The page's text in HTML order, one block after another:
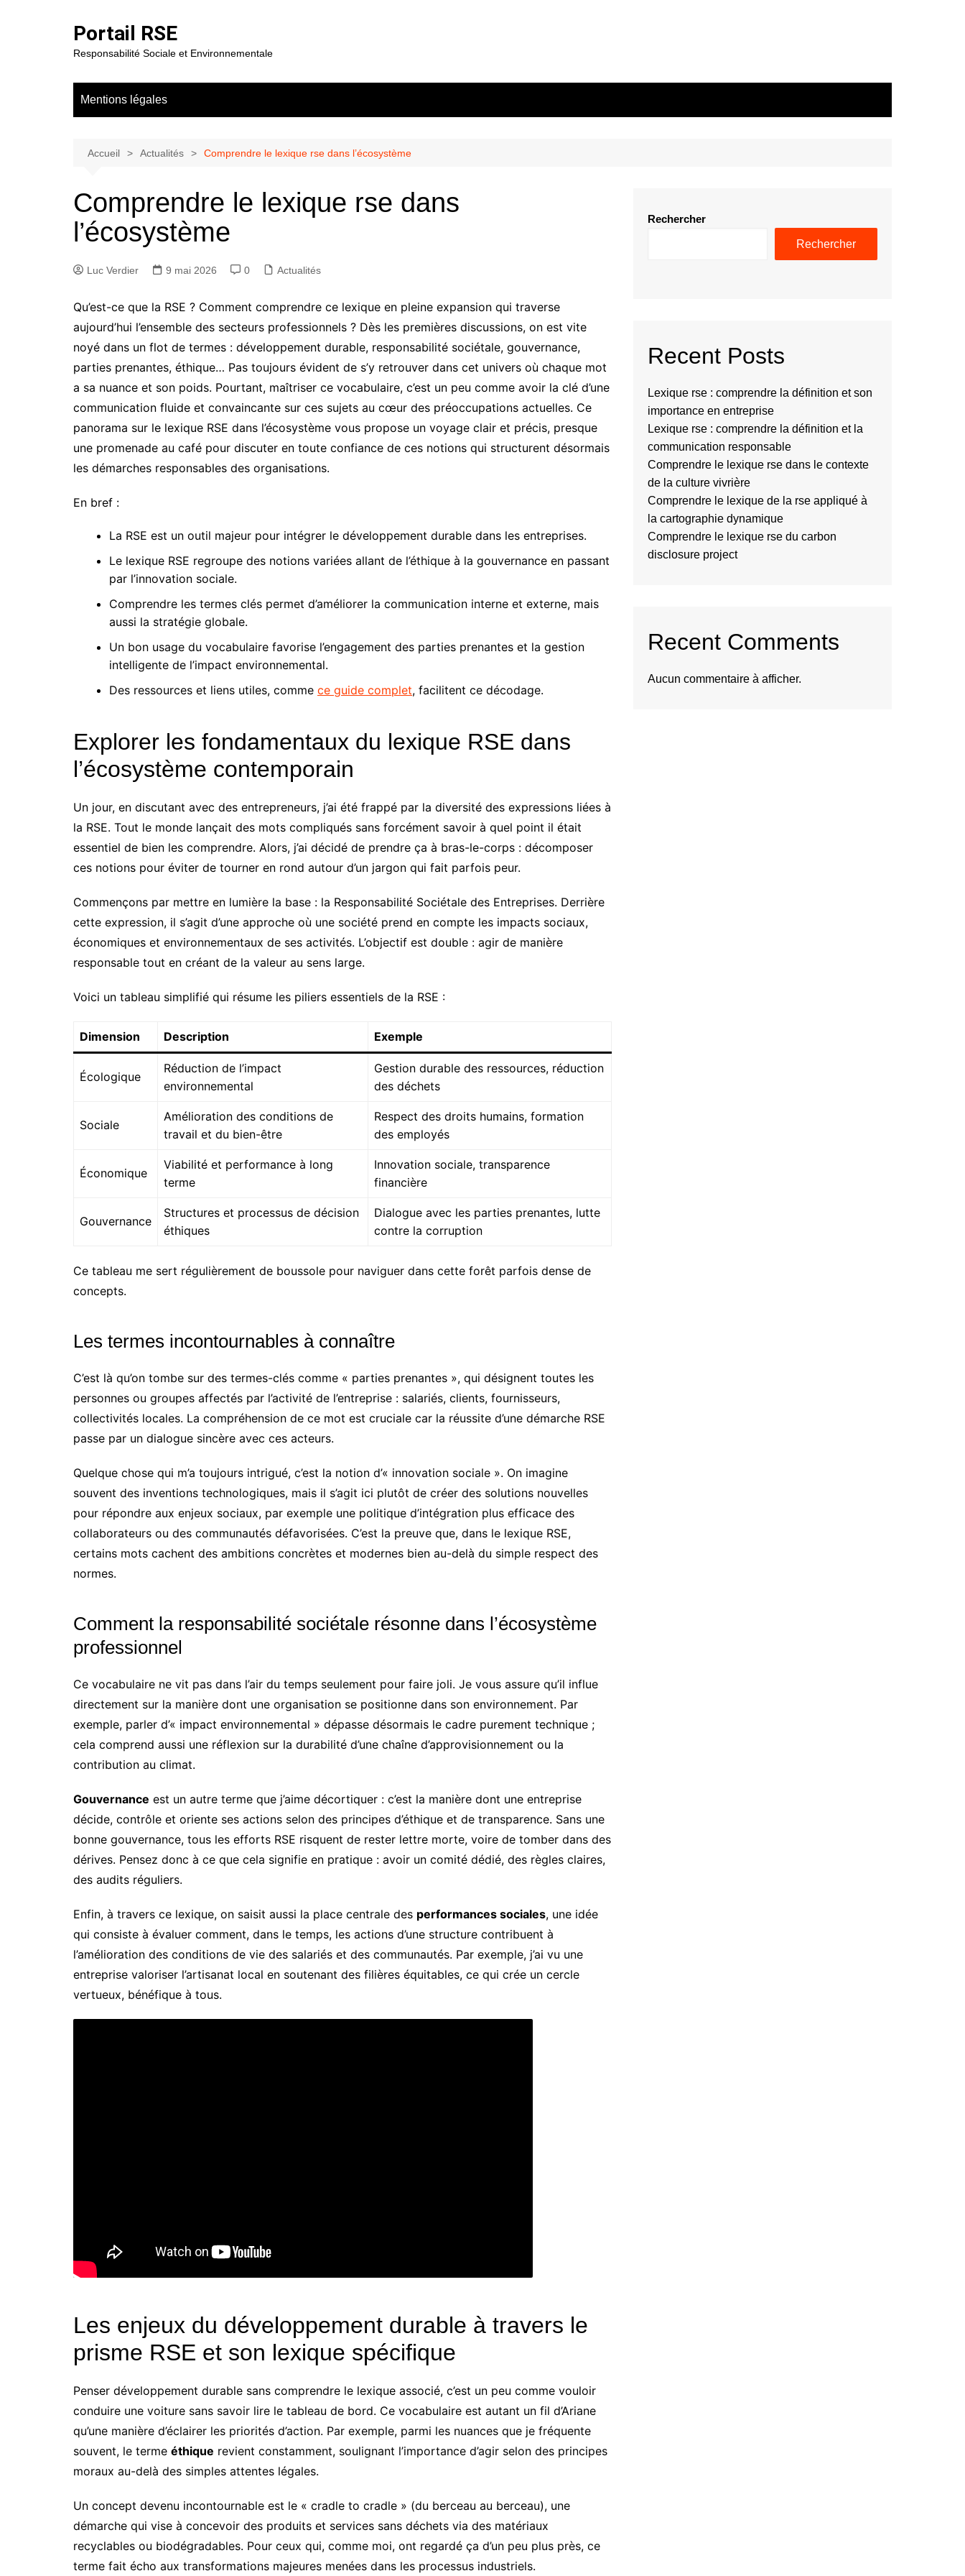
Portail RSE
Responsabilité Sociale et Environnementale
Mentions légales
Accueil Actualités Comprendre le lexique rse dans l’écosystème
Comprendre le lexique rse dans
l’écosystème
Luc Verdier 9 mai 2026 0 Actualités
Qu’est-ce que la RSE ? Comment comprendre ce lexique en pleine expansion qui traverse
aujourd’hui l’ensemble des secteurs professionnels ? Dès les premières discussions, on est vite
noyé dans un flot de termes : développement durable, responsabilité sociétale, gouvernance,
parties prenantes, éthique… Pas toujours évident de s’y retrouver dans cet univers où chaque mot
a sa nuance et son poids. Pourtant, maîtriser ce vocabulaire, c’est un peu comme avoir la clé d’une
communication fluide et convaincante sur ces sujets au cœur des préoccupations actuelles. Ce
panorama sur le lexique RSE dans l’écosystème vous propose un voyage clair et précis, presque
une promenade au café pour discuter en toute confiance de ces notions qui structurent désormais
les démarches responsables des organisations.
En bref :
La RSE est un outil majeur pour intégrer le développement durable dans les entreprises.
Le lexique RSE regroupe des notions variées allant de l’éthique à la gouvernance en passant
par l’innovation sociale.
Comprendre les termes clés permet d’améliorer la communication interne et externe, mais
aussi la stratégie globale.
Un bon usage du vocabulaire favorise l’engagement des parties prenantes et la gestion
intelligente de l’impact environnemental.
Des ressources et liens utiles, comme ce guide complet, facilitent ce décodage.
Explorer les fondamentaux du lexique RSE dans
l’écosystème contemporain
Un jour, en discutant avec des entrepreneurs, j’ai été frappé par la diversité des expressions liées à
la RSE. Tout le monde lançait des mots compliqués sans forcément savoir à quel point il était
essentiel de bien les comprendre. Alors, j’ai décidé de prendre ça à bras-le-corps : décomposer
ces notions pour éviter de tourner en rond autour d’un jargon qui fait parfois peur.
Commençons par mettre en lumière la base : la Responsabilité Sociétale des Entreprises. Derrière
cette expression, il s’agit d’une approche où une société prend en compte les impacts sociaux,
économiques et environnementaux de ses activités. L’objectif est double : agir de manière
responsable tout en créant de la valeur au sens large.
Voici un tableau simplifié qui résume les piliers essentiels de la RSE :
Dimension Description Exemple
Écologique
Réduction de l’impact
environnemental
Gestion durable des ressources, réduction
des déchets
Sociale
Amélioration des conditions de
travail et du bien-être
Respect des droits humains, formation
des employés
Économique
Viabilité et performance à long
terme
Innovation sociale, transparence
financière
Gouvernance
Structures et processus de décision
éthiques
Dialogue avec les parties prenantes, lutte
contre la corruption
Ce tableau me sert régulièrement de boussole pour naviguer dans cette forêt parfois dense de
concepts.
Les termes incontournables à connaître
C’est là qu’on tombe sur des termes-clés comme « parties prenantes », qui désignent toutes les
personnes ou groupes affectés par l’activité de l’entreprise : salariés, clients, fournisseurs,
collectivités locales. La compréhension de ce mot est cruciale car la réussite d’une démarche RSE
passe par un dialogue sincère avec ces acteurs.
Quelque chose qui m’a toujours intrigué, c’est la notion d’« innovation sociale ». On imagine
souvent des inventions technologiques, mais il s’agit ici plutôt de créer des solutions nouvelles
pour répondre aux enjeux sociaux, par exemple une politique d’intégration plus efficace des
collaborateurs ou des communautés défavorisées. C’est la preuve que, dans le lexique RSE,
certains mots cachent des ambitions concrètes et modernes bien au-delà du simple respect des
normes.
Comment la responsabilité sociétale résonne dans l’écosystème
professionnel
Ce vocabulaire ne vit pas dans l’air du temps seulement pour faire joli. Je vous assure qu’il influe
directement sur la manière dont une organisation se positionne dans son environnement. Par
exemple, parler d’« impact environnemental » dépasse désormais le cadre purement technique ;
cela comprend aussi une réflexion sur la durabilité d’une chaîne d’approvisionnement ou la
contribution au climat.
Gouvernance est un autre terme que j’aime décortiquer : c’est la manière dont une entreprise
décide, contrôle et oriente ses actions selon des principes d’éthique et de transparence. Sans une
bonne gouvernance, tous les efforts RSE risquent de rester lettre morte, voire de tomber dans des
dérives. Pensez donc à ce que cela signifie en pratique : avoir un comité dédié, des règles claires,
des audits réguliers.
Enfin, à travers ce lexique, on saisit aussi la place centrale des performances sociales, une idée
qui consiste à évaluer comment, dans le temps, les actions d’une structure contribuent à
l’amélioration des conditions de vie des salariés et des communautés. Par exemple, j’ai vu une
entreprise valoriser l’artisanat local en soutenant des filières équitables, ce qui crée un cercle
vertueux, bénéfique à tous.
Les enjeux du développement durable à travers le
prisme RSE et son lexique spécifique
Penser développement durable sans comprendre le lexique associé, c’est un peu comme vouloir
conduire une voiture sans savoir lire le tableau de bord. Ce vocabulaire est autant un fil d’Ariane
qu’une manière d’éclairer les priorités d’action. Par exemple, parmi les nuances que je fréquente
souvent, le terme éthique revient constamment, soulignant l’importance d’agir selon des principes
moraux au-delà des simples attentes légales.
Un concept devenu incontournable est le « cradle to cradle » (du berceau au berceau), une
démarche qui vise à concevoir des produits et services sans déchets via des matériaux
recyclables ou biodégradables. Pour ceux qui, comme moi, ont regardé ça d’un peu plus près, ce
terme fait écho aux transformations majeures menées dans les processus industriels.
Rechercher
Rechercher
Recent Posts
Lexique rse : comprendre la définition et son
importance en entreprise
Lexique rse : comprendre la définition et la
communication responsable
Comprendre le lexique rse dans le contexte
de la culture vivrière
Comprendre le lexique de la rse appliqué à
la cartographie dynamique
Comprendre le lexique rse du carbon
disclosure project
Recent Comments
Aucun commentaire à afficher.